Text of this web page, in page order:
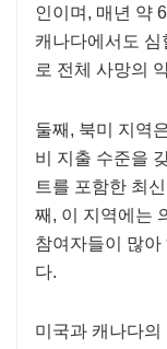
인이며, 매년 약
캐나다에서도 심
로 전체 사망의
둘째, 북미 지역
비 지출 수준을
트를 포함한 최
째, 이 지역에는
참여자들이 많아
다.
미국과 캐나다